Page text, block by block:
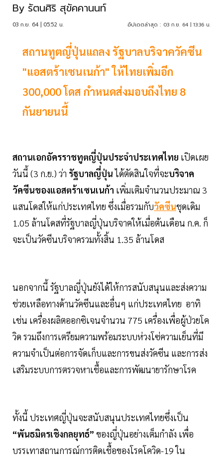
By รัตนศิริ สุขัคคานนท์
03 ก.ย. 64 | 05:52 น. อัปเดตล่าสุด : 03 ก.ย. 64 | 13:36 น.
สถานทูตญี่ปุ่นแถลง รัฐบาลบริจาควัคซีน
"แอสตร้าเซนเนก้า" ให้ไทยเพิ่มอีก
300,000 โดส กำหนดส่งมอบถึงไทย 8
กันยายนนี้
สถานเอกอัครราชทูตญี่ปุ่นประจำประเทศไทย เปิดเผย
วันนี้ (3 ก.ย.) ว่า รัฐบาลญี่ปุ่นได้ตัดสินใจที่จะบริจาค
วัคซีนของแอสตร้าเซนเนก้า เพิ่มเติมจำนวนประมาณ 3
แสนโดสให้แก่ประเทศไทย ซึ่งเมื่อรวมกับวัคซีนชุดเดิม
1.05 ล้านโดสที่รัฐบาลญี่ปุ่นบริจาคให้เมื่อต้นเดือน ก.ค. ก็
จะเป็นวัคซีนบริจาครวมทั้งสิ้น 1.35 ล้านโดส
นอกจากนี้ รัฐบาลญี่ปุ่นยังได้ให้การสนับสนุนและส่งความ
ช่วยเหลือทางด้านวัคซีนและอื่นๆ แก่ประเทศไทย อาทิ
เช่น เครื่องผลิตออกซิเจนจำนวน 775 เครื่องเพื่อผู้ป่วยโค
วิด รวมถึงการเตรียมความพร้อมระบบห่วงโซ่ความเย็นที่มี
ความจำเป็นต่อการจัดเก็บและการขนส่งวัคซีน และการส่ง
เสริมระบบการตรวจหาเชื้อและการพัฒนายารักษาโรค
ทั้งนี้ ประเทศญี่ปุ่นจะสนับสนุนประเทศไทยซึ่งเป็น
“พันธมิตรเชิงกลยุทธ์” ของญี่ปุ่นอย่างเต็มกำลัง เพื่อ
บรรเทาสถานการณ์การติดเชื้อของโรคโควิด-19 ใน